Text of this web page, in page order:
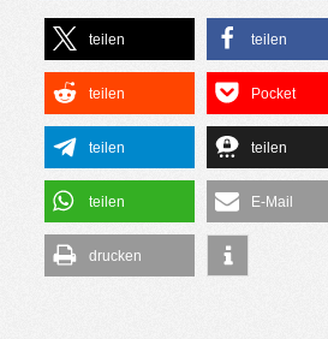
teilen teilen
teilen Pocket
teilen teilen
teilen E-Mail
drucken